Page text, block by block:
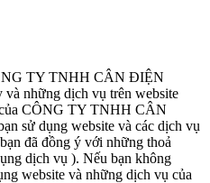
TY TNHH CÂN ĐIỆN
những dịch vụ trên website
CÔNG TY TNHH CÂN
sử dụng website và các dịch vụ
đã đồng ý với những thoả
dịch vụ ). Nếu bạn không
website và những dịch vụ của